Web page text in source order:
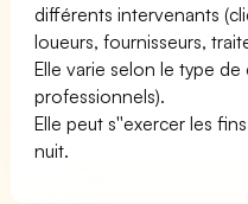
différents intervenants
loueurs, fournisseurs,
Elle varie selon le type de
professionnels).
Elle peut s''exercer les
nuit.